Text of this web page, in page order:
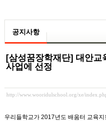
공지사항
[삼성꿈장학재단] 대안
사업에 선정
http://www.wooridulschool.org/xe/
우리들학교가 2017년도 배움터 교육